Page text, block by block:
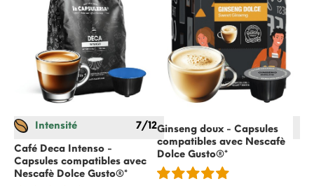
Intensité
7/12
Café Deca Intenso -
Capsules compatibles avec
Nescafè Dolce Gusto®*
Ginseng doux - Capsules
compatibles avec Nescafè
Dolce Gusto®*